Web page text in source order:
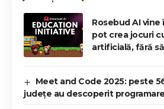
Rosebud AI vine
pot crea jocuri
artificială, fără
Meet and Code 2025: peste
județe au descoperit